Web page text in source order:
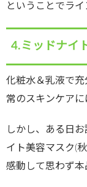
ということでライ
4.ミッドナイ
化粧水＆乳液で充
常のスキンケアに
しかし、ある日
イト美容マスク(
感動して思わず本